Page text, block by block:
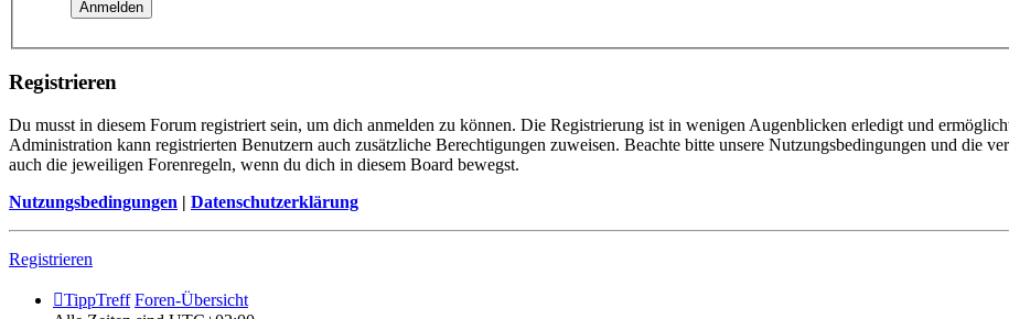
Registrieren
Du musst in diesem Forum registriert sein, um dich anmelden zu können. Die Registrierung ist in wenigen Augenblicken erledigt und
Administration kann registrierten Benutzern auch zusätzliche Berechtigungen zuweisen. Beachte bitte unsere Nutzungsbedingungen und die
auch die jeweiligen Forenregeln, wenn du dich in diesem Board bewegst.
Nutzungsbedingungen | Datenschutzerklärung
Registrieren
TippTreff Foren-Übersicht